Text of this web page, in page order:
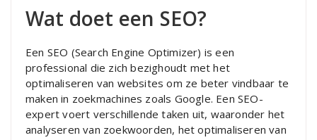
Wat doet een SEO?
Een SEO (Search Engine Optimizer) is een
professional die zich bezighoudt met het
optimaliseren van websites om ze beter vindbaar te
maken in zoekmachines zoals Google. Een SEO-
expert voert verschillende taken uit, waaronder het
analyseren van zoekwoorden, het optimaliseren van